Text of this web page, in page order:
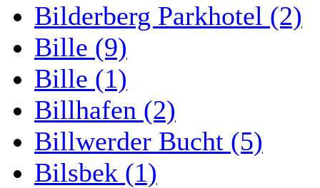
Bilderberg Parkhotel (2)
Bille (9)
Bille (1)
Billhafen (2)
Billwerder Bucht (5)
Bilsbek (1)